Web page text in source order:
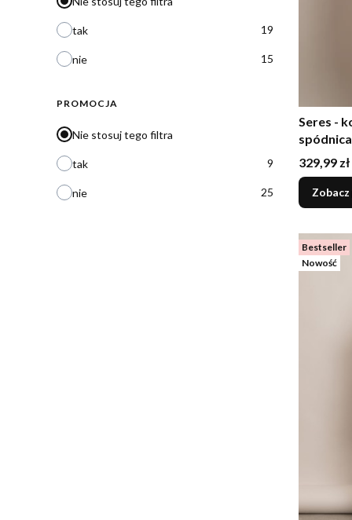
tak 19
nie 15
PROMOCJA
Nie stosuj tego filtra
tak 9
nie 25
Seres -
Cena
329,99 zł
Bestseller
Nowość